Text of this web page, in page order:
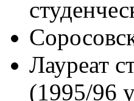
Лауреат
(1995/96